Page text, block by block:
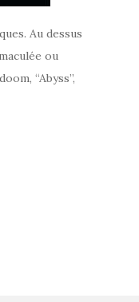
Au dessus
ou
“Abyss”,